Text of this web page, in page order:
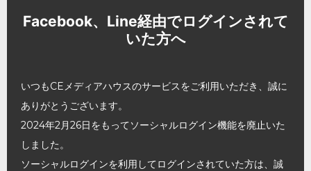
Facebook、Line経由でログインされて
いた方へ
いつもCEメディアハウスのサービスをご利用いただき、誠に
ありがとうございます。
2024年2月26日をもってソーシャルログイン機能を廃止いた
しました。
ソーシャルログインを利用してログインされていた方は、誠